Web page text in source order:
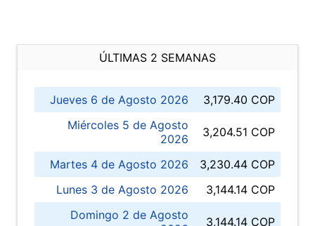
ÚLTIMAS 2 SEMANAS
Jueves 6 de Agosto 2026
3,179.40 COP
Miércoles 5 de Agosto
2026
3,204.51 COP
Martes 4 de Agosto 2026
3,230.44 COP
Lunes 3 de Agosto 2026
3,144.14 COP
Domingo 2 de Agosto
3,144.14 COP